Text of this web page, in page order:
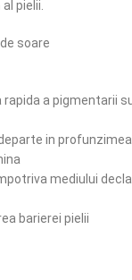
pielii.
soare
a pigmentarii
in
mediului
barierei pielii